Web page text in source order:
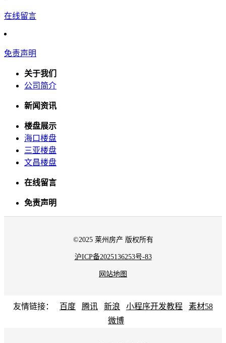
在线留言
免责声明
关于我们
公司简介
新闻资讯
楼盘展示
海口楼盘
三亚楼盘
文昌楼盘
在线留言
免责声明
©2025 莱州房产 版权所有
沪ICP备2025136253号-83
网站地图
友情链接： 百度 腾讯 新浪 小程序开发教程
素材58
微博